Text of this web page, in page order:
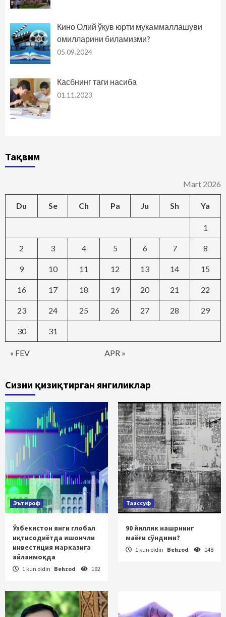
Кино Олий ўқув юрти мукаммаллашуви
омилларини биламизми?
05.09.2024
Касбнинг таги насиба
01.11.2023
Тақвим
Mart 2026
Du Se Ch Pa Ju Sh Ya
« FEV APR »
1
2 3 4 5 6 7 8
9 10 11 12 13 14 15
16 17 18 19 20 21 22
23 24 25 26 27 28 29
30 31
Сизни қизиқтирган янгиликлар
Эътироф
Ўзбекистон янги глобал
иқтисодиётда ишончли
инвестиция марказига
айланмоқда
1 kun oldin Behzod 192
Таассуф
90 йиллик нашрнинг
маёғи сўндими?
1 kun oldin Behzod 148